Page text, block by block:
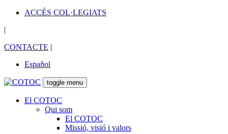
ACCÉS COL·LEGIATS
|
CONTACTE |
Español
toggle menu
El COTOC
Qui som
El COTOC
Missió, visió i valors